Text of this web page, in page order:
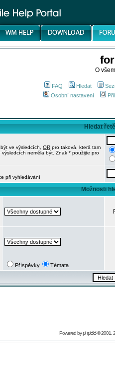
O
FAQ Hledat
Osobní nastavení
Hledat
ve výsledcích, OR pro taková, která tam
neměla být. Znak * použijte pro
při vyhledávání
Možnosti
Příspěvky Témata
Powered byphpBB© 2001,